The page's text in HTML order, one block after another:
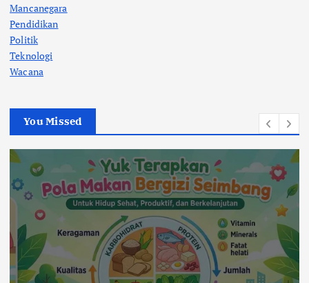
Mancanegara
Pendidikan
Politik
Teknologi
Wacana
You Missed